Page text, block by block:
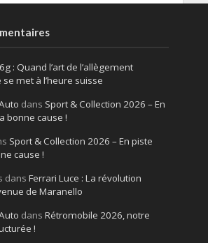
: Quand l’art de l’allègement
met à l’heure suisse
dans Sport & Collection 2026 – En
bonne cause !
Sport & Collection 2026 – En piste
cause !
dans Ferrari Luce : La révolution
de Maranello
dans Rétromobile 2026, notre
!